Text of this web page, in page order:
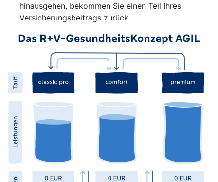
hinausgehen, bekommen Sie einen Teil Ihres
Versicherungsbeitrags zurück.